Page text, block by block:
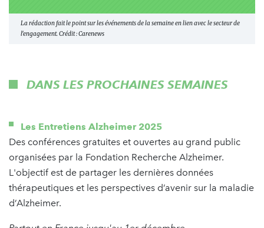
La rédaction fait le point sur les événements de la semaine en lien avec le secteur de
l'engagement. Crédit : Carenews
DANS LES PROCHAINES SEMAINES
Les Entretiens Alzheimer 2025
Des conférences gratuites et ouvertes au grand public
organisées par la Fondation Recherche Alzheimer.
L'objectif est de partager les dernières données
thérapeutiques et les perspectives d’avenir sur la maladie
d’Alzheimer.